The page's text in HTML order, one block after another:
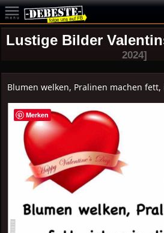
Lustige Bilder
2024]
Blumen welken, Pralinen machen
Merken